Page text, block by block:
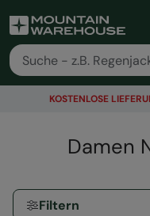
KOSTENLOSE
Damen
Filtern